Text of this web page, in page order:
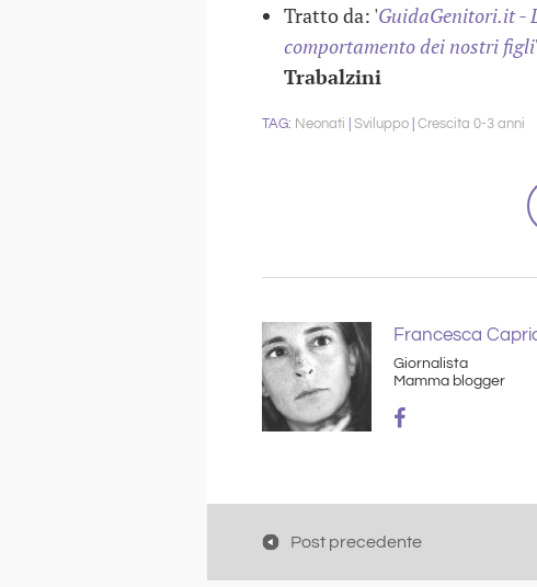
Tratto da: 'GuidaGenitori.it -
comportamento dei nostri figli
Trabalzini
Neonati Sviluppo Crescita 0-3 anni
Francesca
Giornalista
Mamma blogger
Post precedente